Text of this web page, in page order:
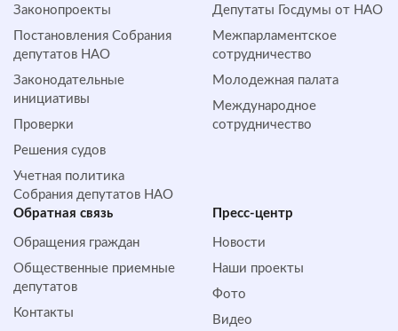
Законопроекты
Постановления Собрания
депутатов НАО
Законодательные
инициативы
Проверки
Решения судов
Учетная политика
Собрания депутатов НАО
Депутаты Госдумы от НАО
Межпарламентское
сотрудничество
Молодежная палата
Международное
сотрудничество
Обратная cвязь
Обращения граждан
Общественные приемные
депутатов
Контакты
Пресс-центр
Новости
Наши проекты
Фото
Видео